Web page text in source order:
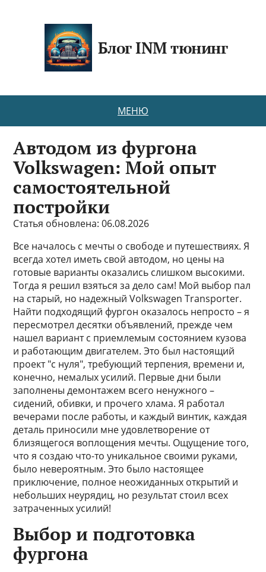
Блог INM тюнинг
МЕНЮ
Автодом из фургона
Volkswagen: Мой опыт
самостоятельной
постройки
Статья обновлена: 06.08.2026
Все началось с мечты о свободе и путешествиях. Я
всегда хотел иметь свой автодом, но цены на
готовые варианты оказались слишком высокими.
Тогда я решил взяться за дело сам! Мой выбор пал
на старый, но надежный Volkswagen Transporter.
Найти подходящий фургон оказалось непросто – я
пересмотрел десятки объявлений, прежде чем
нашел вариант с приемлемым состоянием кузова
и работающим двигателем. Это был настоящий
проект "с нуля", требующий терпения, времени и,
конечно, немалых усилий. Первые дни были
заполнены демонтажем всего ненужного –
сидений, обивки, и прочего хлама. Я работал
вечерами после работы, и каждый винтик, каждая
деталь приносили мне удовлетворение от
близящегося воплощения мечты. Ощущение того,
что я создаю что-то уникальное своими руками,
было невероятным. Это было настоящее
приключение, полное неожиданных открытий и
небольших неурядиц, но результат стоил всех
затраченных усилий!
Выбор и подготовка
фургона